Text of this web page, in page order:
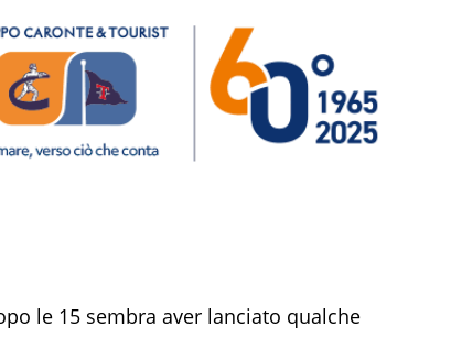
le 15 sembra aver lanciato qualche